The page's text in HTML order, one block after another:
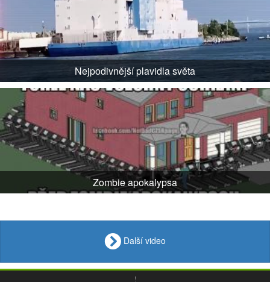
Nejpodivnější plavidla světa
Zombie apokalypsa
Další video